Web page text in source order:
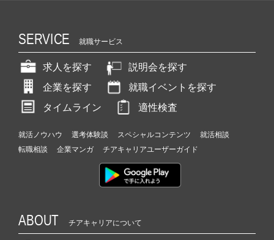
SERVICE 就職サービス
求人を探す
説明会を探す
企業を探す
就職イベントを探す
タイムライン
適性検査
就活ノウハウ 選考体験談 スペシャルコンテンツ
就活相談
転職相談
企業マンガ チアキャリアユーザーガイド
ABOUT チアキャリアについて